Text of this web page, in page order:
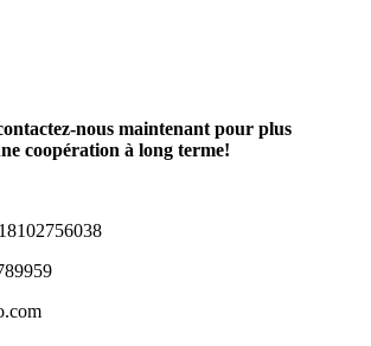
nous maintenant pour plus
coopération à long terme!